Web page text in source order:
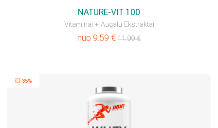
NATURE-VIT 100
Vitaminai + Augalų Ekstraktai
nuo 9.59 € 11.99€
💥-35%